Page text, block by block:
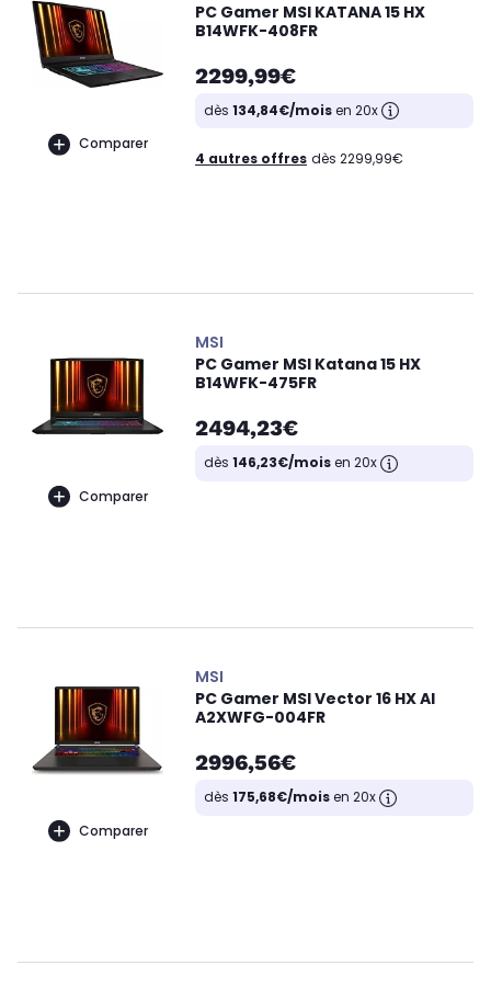
Comparer
PC Gamer MSI KATANA 15 HX
B14WFK-408FR
2299,99€
dès 134,84€/moisen 20x
4 autres offres dès 2299,99€
Comparer
MSI
PC Gamer MSI Katana 15 HX
B14WFK-475FR
2494,23€
dès 146,23€/moisen 20x
Comparer
MSI
PC Gamer MSI Vector 16 HX AI
A2XWFG-004FR
2996,56€
dès 175,68€/moisen 20x